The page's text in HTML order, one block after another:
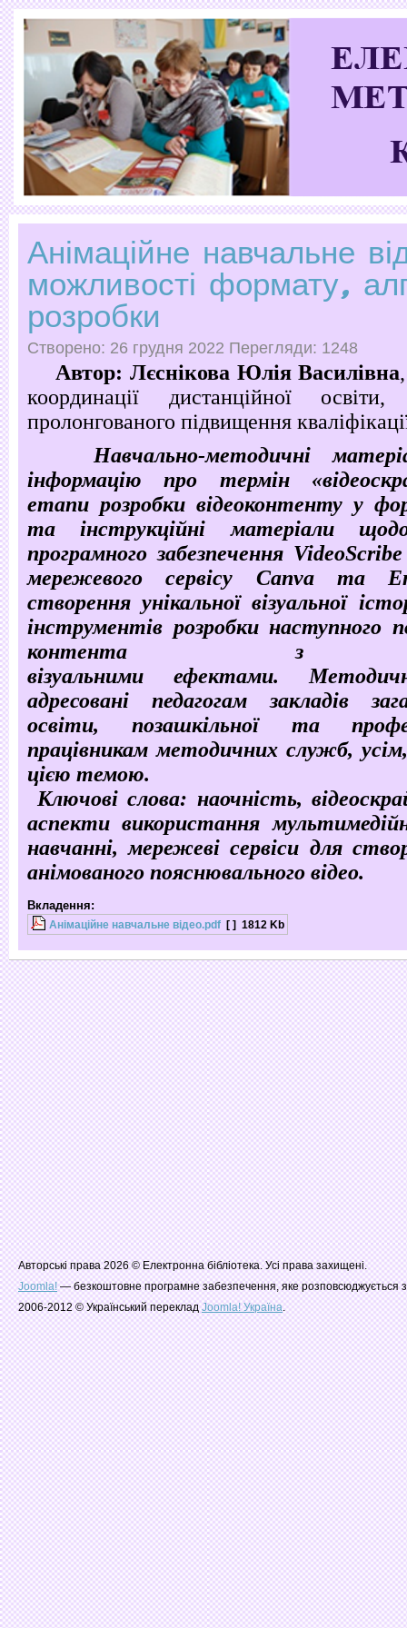
Анімаційне навчальне
можливості формату,
розробки
Створено: 26 грудня 2022 Перегляди: 1248
Автор: Лєснікова Юлія Василівна
координації дистанційної
пролонгованого підвищення
Навчально-методичні
інформацію про термін
етапи розробки відеоконтенту у
та інструкційні матеріали
програмного забезпечення
мережевого сервісу Canva та
створення унікальної візуальної
інструментів розробки наступного
контента з
візуальними ефектами.
адресовані педагогам закладів
освіти, позашкільної та
працівникам методичних служб,
цією темою.
Ключові слова: наочність,
аспекти використання
навчанні, мережеві сервіси для
анімованого пояснювального відео.
Вкладення:
Анімаційне навчальне відео.pdf [ ] 1812 Kb
Авторські права 2026 © Електронна бібліотека. Усі права захищені.
Joomla!— безкоштовне програмне забезпечення, яке розповсюджується
2006-2012 © Український перекладJoomla! Україна.